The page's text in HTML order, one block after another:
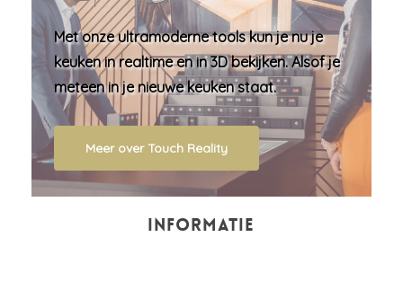
Met onze ultramoderne tools kun je nu je
keuken inrealtime en in 3D bekijken. Alsof je
meteen in je nieuwe keuken staat.
Meer over Touch Reality
INFORMATIE